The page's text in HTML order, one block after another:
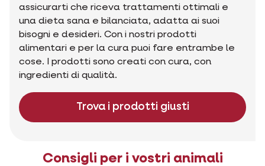
assicurarti che riceva trattamenti ottimali e
una dieta sana e bilanciata, adatta ai suoi
bisogni e desideri. Con i nostri prodotti
alimentari e per la cura puoi fare entrambe le
cose. I prodotti sono creati con cura, con
ingredienti di qualità.
Trova i prodotti giusti
Consigli per i vostri animali